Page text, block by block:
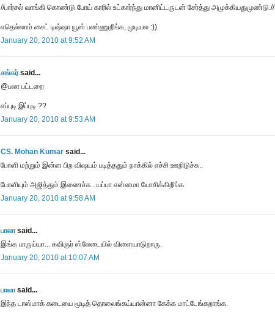
//பார்சல் வாங்கி கொண்டு போய் காரில் உட்கார்ந்து மானிட்டருடன் சேர்த்து அமுக்கியதுமுண்டு.//
எதெல்லாம் சைட் டிஷ்ஷா யூஸ் பண்ணுறீங்க, முடியல :))
January 20, 2010 at 9:52 AM
சங்கர்said...
@பலா பட்டறை
எப்புடி இப்புடி ??
January 20, 2010 at 9:53 AM
CS. Mohan Kumar said...
போளி மற்றும் இன்ன பிற விஷயம் படித்ததும் நாக்கில் எச்சி ஊறிடுச்சு..
போளியும் அஜித்தும் இணைச்சு.. யப்பா என்னமா யோசிக்கிறீங்க
January 20, 2010 at 9:58 AM
பாலாsaid...
இங்க பாருய்யா... கவிஞர் ஸ்லேடையில் விளையாடுறாரு.
January 20, 2010 at 10:07 AM
பாலாsaid...
இந்த டாஸ்மாக் கடையை மூடித் தொலைங்கய்யான்னா கேக்க மாட்டேங்கறாங்க.